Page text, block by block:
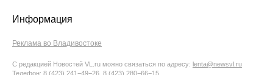
Информация
Реклама во Владивостоке
С редакцией Новостей VL.ru можно связаться по адресу: lenta@newsvl.ru
Телефон: 8 (423) 241−49−26, 8 (423) 280−66−15